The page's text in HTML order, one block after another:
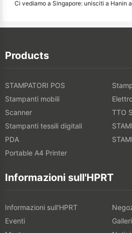
Products
STAMPATORI POS
Stampanti mobili
Scanner
TTO
Stampanti tessili digitali
PDA
Portable A4 Printer
Informazioni sull'HPRT
Informazioni sull'HPRT
Eventi